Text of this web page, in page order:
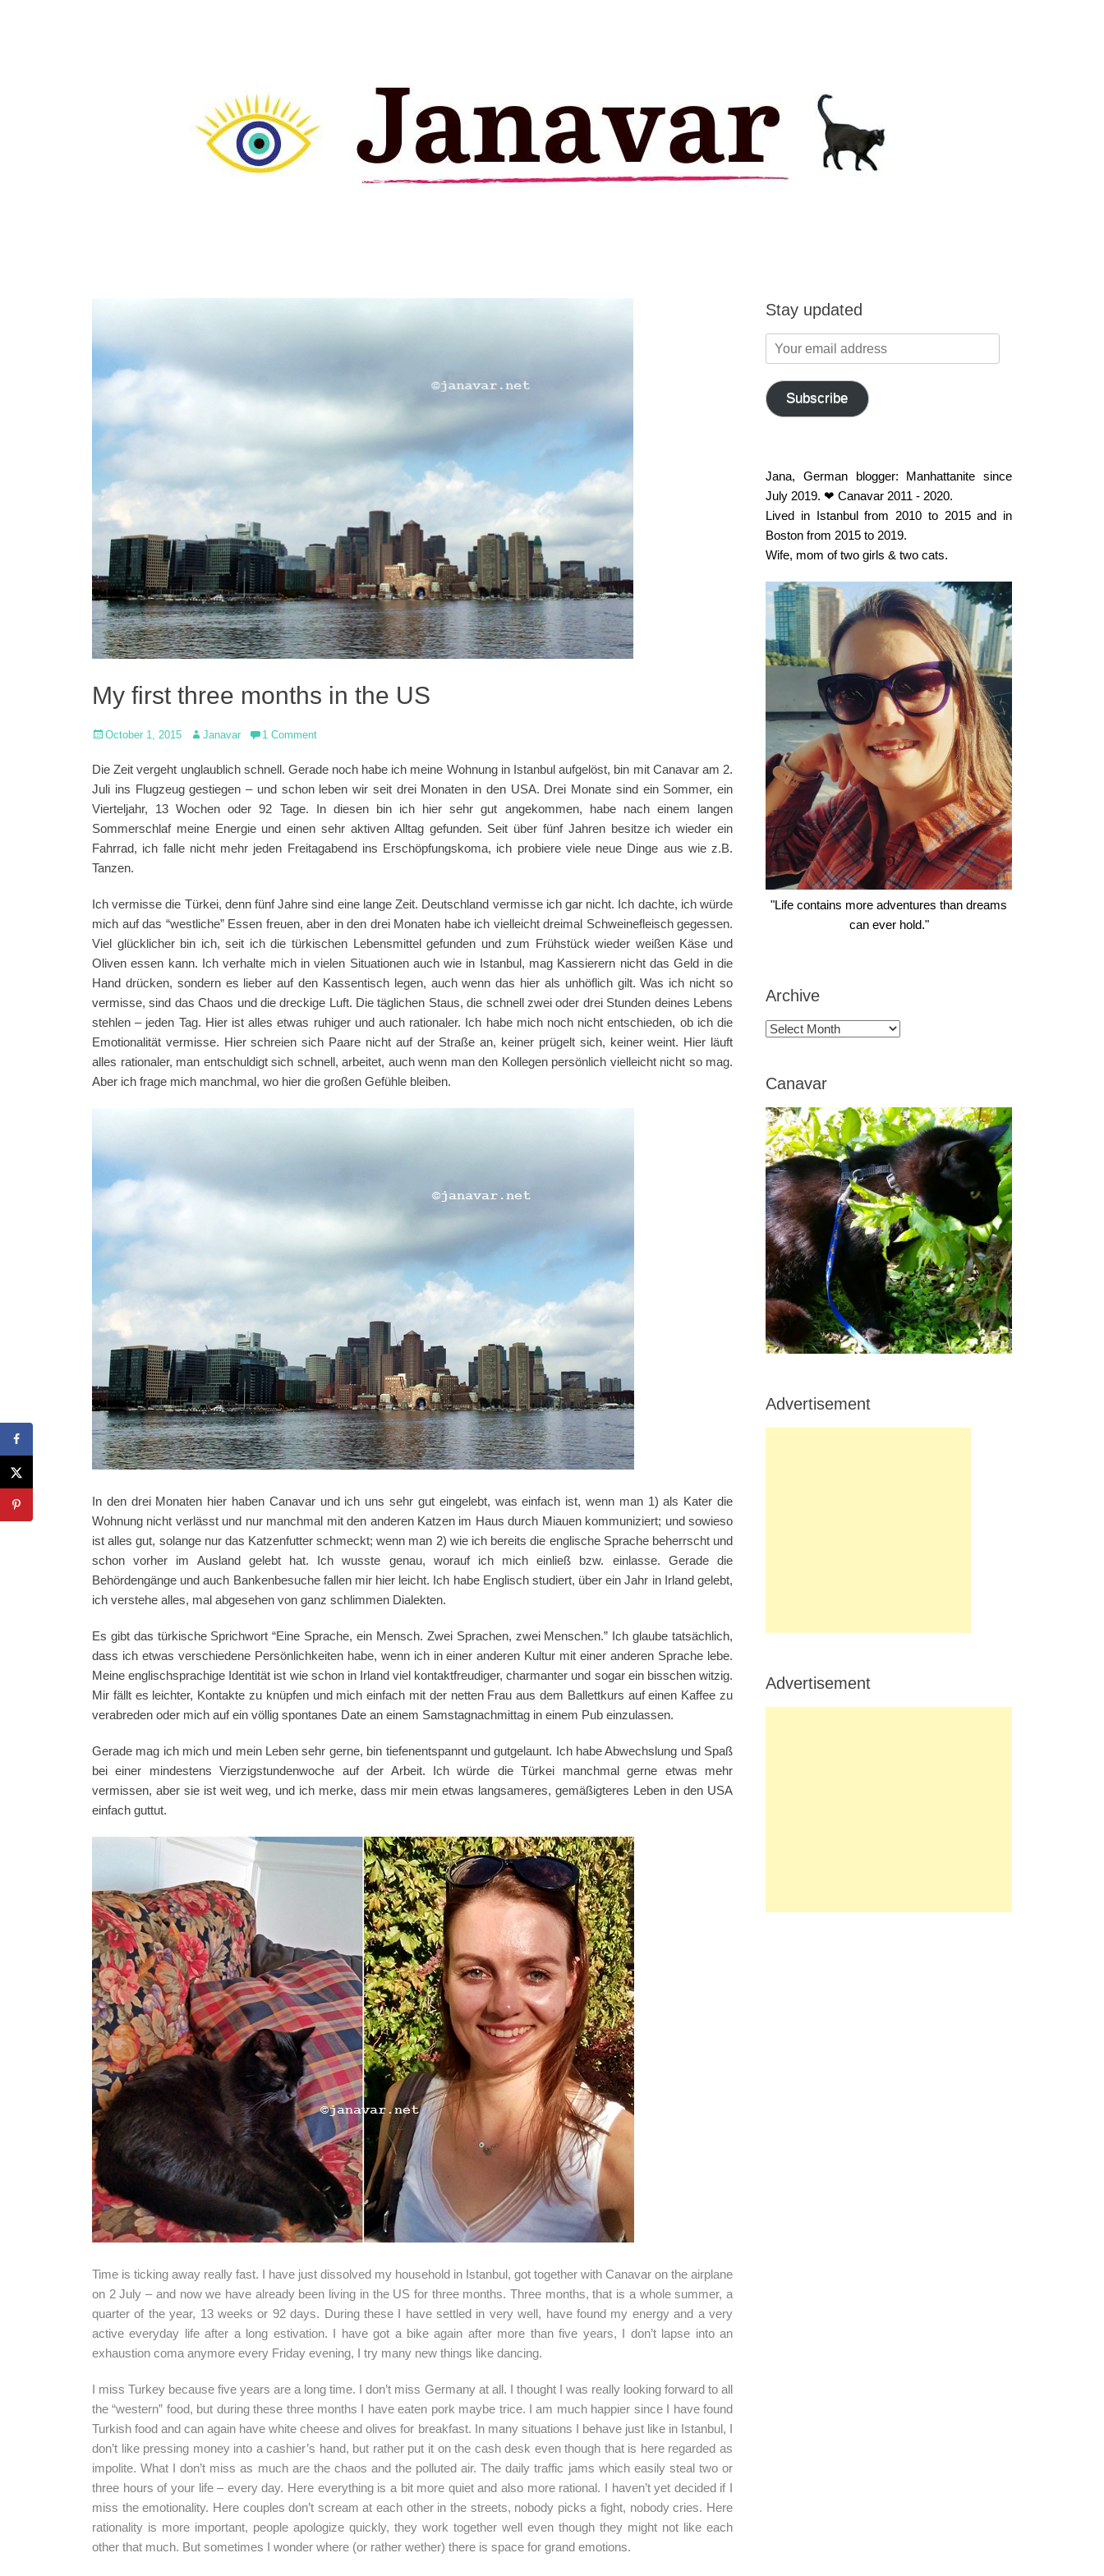
My first three months in the US
Posted
October 1, 2015 Author
Janavar 1 Comment
Die Zeit vergeht unglaublich schnell. Gerade noch habe ich meine Wohnung in Istanbul aufgelöst, bin mit Canavar am 2.
Juli ins Flugzeug gestiegen – und schon leben wir seit drei Monaten in den USA. Drei Monate sind ein Sommer, ein
Vierteljahr, 13 Wochen oder 92 Tage. In diesen bin ich hier sehr gut angekommen, habe nach einem langen
Sommerschlaf meine Energie und einen sehr aktiven Alltag gefunden. Seit über fünf Jahren besitze ich wieder ein
Fahrrad, ich falle nicht mehr jeden Freitagabend ins Erschöpfungskoma, ich probiere viele neue Dinge aus wie z.B.
Tanzen.
Ich vermisse die Türkei, denn fünf Jahre sind eine lange Zeit. Deutschland vermisse ich gar nicht. Ich dachte, ich würde
mich auf das “westliche” Essen freuen, aber in den drei Monaten habe ich vielleicht dreimal Schweinefleisch gegessen.
Viel glücklicher bin ich, seit ich die türkischen Lebensmittel gefunden und zum Frühstück wieder weißen Käse und
Oliven essen kann. Ich verhalte mich in vielen Situationen auch wie in Istanbul, mag Kassierern nicht das Geld in die
Hand drücken, sondern es lieber auf den Kassentisch legen, auch wenn das hier als unhöflich gilt. Was ich nicht so
vermisse, sind das Chaos und die dreckige Luft. Die täglichen Staus, die schnell zwei oder drei Stunden deines Lebens
stehlen – jeden Tag. Hier ist alles etwas ruhiger und auch rationaler. Ich habe mich noch nicht entschieden, ob ich die
Emotionalität vermisse. Hier schreien sich Paare nicht auf der Straße an, keiner prügelt sich, keiner weint. Hier läuft
alles rationaler, man entschuldigt sich schnell, arbeitet, auch wenn man den Kollegen persönlich vielleicht nicht so mag.
Aber ich frage mich manchmal, wo hier die großen Gefühle bleiben.
In den drei Monaten hier haben Canavar und ich uns sehr gut eingelebt, was einfach ist, wenn man 1) als Kater die
Wohnung nicht verlässt und nur manchmal mit den anderen Katzen im Haus durch Miauen kommuniziert; und sowieso
ist alles gut, solange nur das Katzenfutter schmeckt; wenn man 2) wie ich bereits die englische Sprache beherrscht und
schon vorher im Ausland gelebt hat. Ich wusste genau, worauf ich mich einließ bzw. einlasse. Gerade die
Behördengänge und auch Bankenbesuche fallen mir hier leicht. Ich habe Englisch studiert, über ein Jahr in Irland gelebt,
ich verstehe alles, mal abgesehen von ganz schlimmen Dialekten.
Es gibt das türkische Sprichwort “Eine Sprache, ein Mensch. Zwei Sprachen, zwei Menschen.” Ich glaube tatsächlich,
dass ich etwas verschiedene Persönlichkeiten habe, wenn ich in einer anderen Kultur mit einer anderen Sprache lebe.
Meine englischsprachige Identität ist wie schon in Irland viel kontaktfreudiger, charmanter und sogar ein bisschen witzig.
Mir fällt es leichter, Kontakte zu knüpfen und mich einfach mit der netten Frau aus dem Ballettkurs auf einen Kaffee zu
verabreden oder mich auf ein völlig spontanes Date an einem Samstagnachmittag in einem Pub einzulassen.
Gerade mag ich mich und mein Leben sehr gerne, bin tiefenentspannt und gutgelaunt. Ich habe Abwechslung und Spaß
bei einer mindestens Vierzigstundenwoche auf der Arbeit. Ich würde die Türkei manchmal gerne etwas mehr
vermissen, aber sie ist weit weg, und ich merke, dass mir mein etwas langsameres, gemäßigteres Leben in den USA
einfach guttut.
Time is ticking away really fast. I have just dissolved my household in Istanbul, got together with Canavar on the airplane
on 2 July – and now we have already been living in the US for three months. Three months, that is a whole summer, a
quarter of the year, 13 weeks or 92 days. During these I have settled in very well, have found my energy and a very
active everyday life after a long estivation. I have got a bike again after more than five years, I don’t lapse into an
exhaustion coma anymore every Friday evening, I try many new things like dancing.
I miss Turkey because five years are a long time. I don’t miss Germany at all. I thought I was really looking forward to all
the “western” food, but during these three months I have eaten pork maybe trice. I am much happier since I have found
Turkish food and can again have white cheese and olives for breakfast. In many situations I behave just like in Istanbul, I
don’t like pressing money into a cashier’s hand, but rather put it on the cash desk even though that is here regarded as
impolite. What I don’t miss as much are the chaos and the polluted air. The daily traffic jams which easily steal two or
three hours of your life – every day. Here everything is a bit more quiet and also more rational. I haven’t yet decided if I
miss the emotionality. Here couples don’t scream at each other in the streets, nobody picks a fight, nobody cries. Here
rationality is more important, people apologize quickly, they work together well even though they might not like each
other that much. But sometimes I wonder where (or rather wether) there is space for grand emotions.
Stay updated
Your
email
address
Subscribe
Jana, German blogger: Manhattanite since
July 2019. ❤ Canavar 2011 - 2020.
Lived in Istanbul from 2010 to 2015 and in
Boston from 2015 to 2019.
Wife, mom of two girls & two cats.
"Life contains more adventures than dreams
can ever hold."
Archive
Archive
Canavar
Advertisement
Advertisement